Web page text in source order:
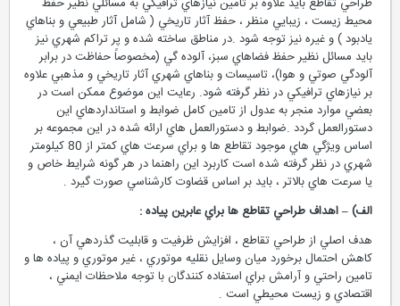
محيط زيست ، زيبايي منظر ، حفظ آثار تاريخي ( شامل آثار طبيعي و بناهاي
يادبود ) و غيره نيز توجه شود .در مناطق ساخته شده و پر تراكم شهري نيز
بايد مسائل نظير حفظ فضاهاي سبز، آلوده گي (مخصوصاً حفاظت در برابر
آلودگي صوتي و هوا)، تاسيسات و بناهاي شهري آثار تاريخي و مذهبي علاوه
بر نيازهاي ترافيكي در نظر گرفته شود. رعايت اين موضوع ممكن است در
بعضي موارد منجر به عدول از تامين كامل ضوابط و استانداردهاي اين
دستورالعمل گردد .ضوابط و دستورالعمل هاي ارائه شده در اين مجموعه بر
اساس ويژگي هاي موجود تقاطع ها و براي سرعت هاي كمتر از 80 كيلومتر
شهري در نظر گرفته شده است كاربرد اين راهنما در هر گونه شرايط خاص و
يا سرعت هاي بالاتر ، بايد بر اساس قضاوت كارشناسي صورت گيرد .
الف) – اهداف طراحي تقاطع ها براي عابرين پياده :
هدف اصلي از طراحي تقاطع ، افزايش ظرفيت و قابليت گذردهي آن ،
كاهش احتمال برخورد ميان وسايل نقليه موتوري ، غير موتوري و پياده ها و
تامين راحتي و آرامش براي استفاده كنندگان با توجه ملاحظات ايمني ،
اقتصادي و زيست محيطي است .